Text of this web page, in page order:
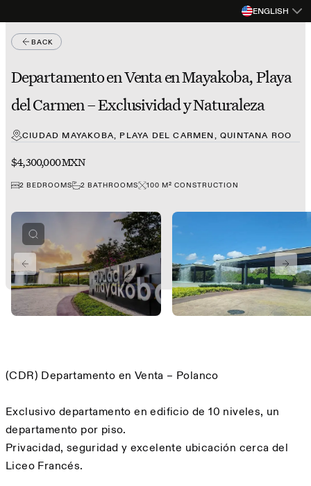
ENGLISH
BACK
Departamento en Venta en Mayakoba, Playa
del Carmen – Exclusividad y Naturaleza
CIUDAD MAYAKOBA, PLAYA DEL CARMEN, QUINTANA ROO
$4,300,000 MXN
2 BEDROOMS 2 BATHROOMS 100 M² CONSTRUCTION
PREVIOUS SLIDE
Description
(CDR) Departamento en Venta – Polanco
Exclusivo departamento en edificio de 10 niveles, un
departamento por piso.
Privacidad, seguridad y excelente ubicación cerca del
Liceo Francés.